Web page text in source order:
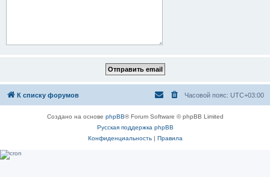
К списку форумов Часовой пояс: UTC+03:00
Создано на основе phpBB® Forum Software © phpBB Limited
Русская поддержка phpBB
Конфиденциальность| Правила